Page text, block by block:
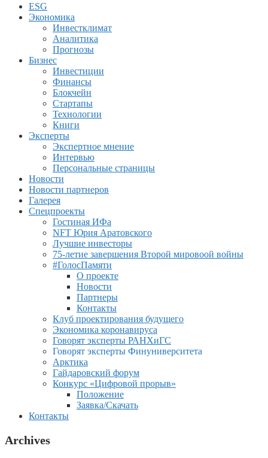
ESG
Экономика
Инвестклимат
Аналитика
Прогнозы
Бизнес
Инвестиции
Финансы
Блокчейн
Стартапы
Технологии
Книги
Эксперты
Экспертное мнение
Интервью
Персональные страницы
Новости
Новости партнеров
Галерея
Спецпроекты
Гостиная ИФа
NFT Юрия Аратовского
Лучшие инвесторы
75-летие завершения Второй мировоой войны
#ГолосПамяти
О проекте
Новости
Партнеры
Контакты
Клуб проектирования будущего
Экономика коронавируса
Говорят эксперты РАНХиГС
Говорят эксперты Финуниверситета
Арктика
Гайдаровский форум
Конкурс «Цифровой прорыв»
Положение
Заявка/Скачать
Контакты
Archives